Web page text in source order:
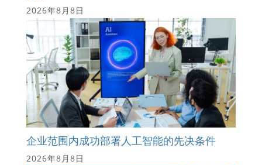
2026年8月8日
企业范围内成功部署人工智能的先决条件
2026年8月8日